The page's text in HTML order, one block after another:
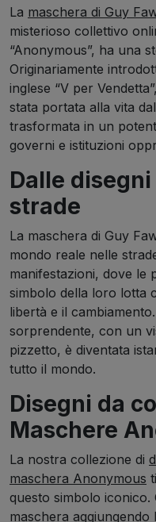
La maschera di Guy
misterioso collettivo
“Anonymous”, ha una
Originariamente
inglese “V per
stata portata alla vita
trasformata in un
governi e istituzioni
Dalle
strade
La maschera di Guy
mondo reale nelle
manifestazioni, dove le
simbolo della loro lotta
libertà e il
sorprendente, con un
pizzetto, è diventata
tutto il mondo.
Disegni da
Maschere
La nostra collezione di
maschera Anonymous
questo simbolo iconico.
maschera